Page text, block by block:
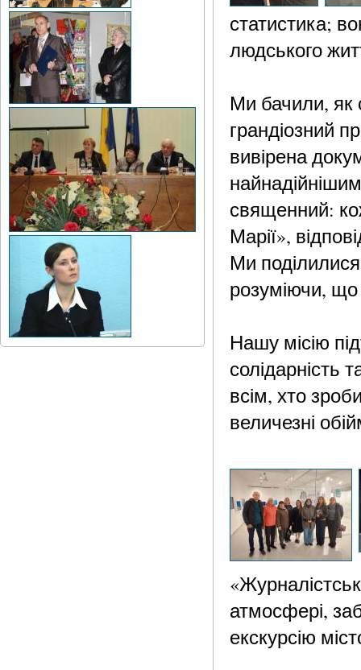
статистика;
людського
Ми бачили, як
грандіозний
вивірена
священний:
Марії»,
Ми
розуміючи,
Нашу місію
солідарність
всім, хто
величезні
атмосфері,
екскурсію